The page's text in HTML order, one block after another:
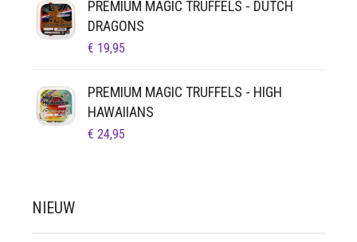
PREMIUM MAGIC TRUFFELS - DUTCH
DRAGONS
€ 19,95
PREMIUM MAGIC TRUFFELS - HIGH
HAWAIIANS
€ 24,95
NIEUW